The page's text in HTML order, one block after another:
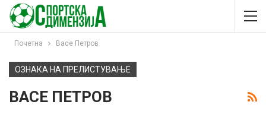
Почетна Васе Петров
ОЗНАКА НА ПРЕЛИСТУВАЊЕ
ВАСЕ ПЕТРОВ